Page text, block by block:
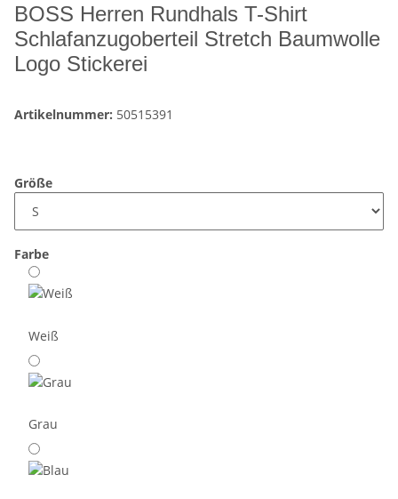
BOSS Herren Rundhals T-Shirt
Schlafanzugoberteil Stretch Baumwolle
Logo Stickerei
Artikelnummer: 50515391
Größe
Farbe
Weiß
Grau